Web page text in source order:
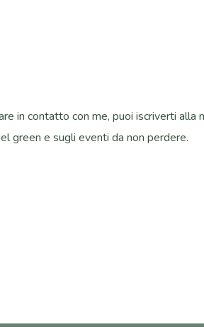
in contatto con me, puoi iscriverti
green e sugli eventi da non perdere.